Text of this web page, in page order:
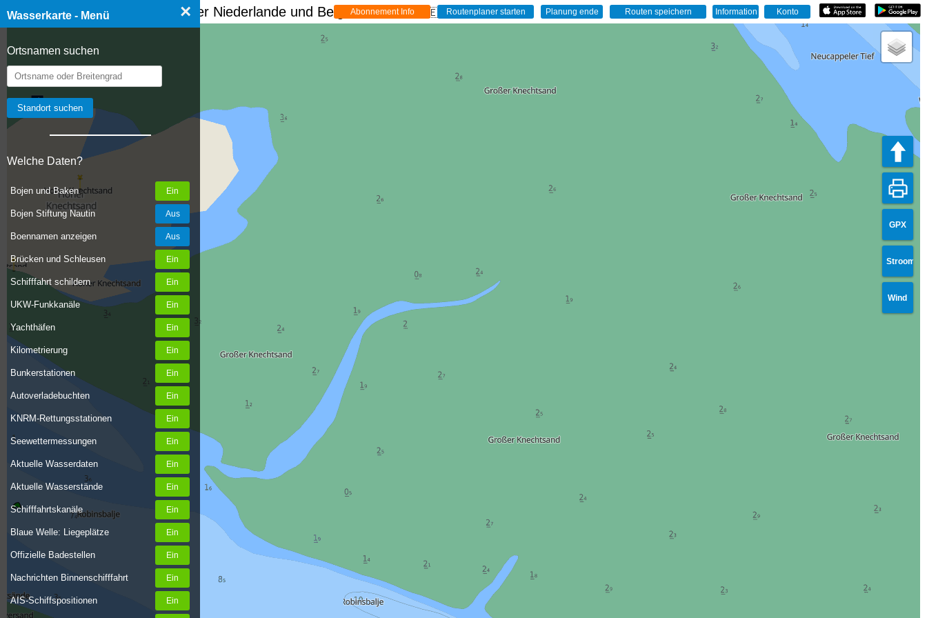
Wasserkarte - Menü ×
Ortsnamen suchen
Welche Daten?
Bojen und Baken
Bojen Stiftung Nautin
Boennamen anzeigen
Brücken und Schleusen
Schifffahrt schildern
UKW-Funkkanäle
Yachthäfen
Kilometrierung
Bunkerstationen
Autoverladebuchten
KNRM-Rettungsstationen
Seewettermessungen
Aktuelle Wasserdaten
Aktuelle Wasserstände
Schifffahrtskanäle
Blaue Welle: Liegeplätze
Offizielle Badestellen
Nachrichten Binnenschifffahrt
AIS-Schiffspositionen
☰ Wasserkarte Deutschland, der Niederlande und Belgien - Live 🇩🇪
GPX
Stroom
Wind